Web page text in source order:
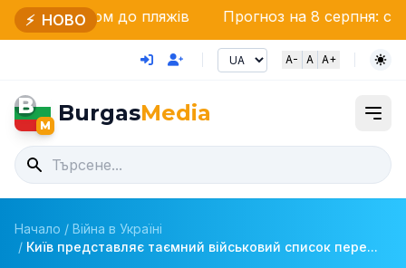
⚡ НОВО
до пляжів Прогноз на 8 серпня: сонячно,
A- A A+
B
M BurgasMedia
Начало / Війна в Україні
/ Київ представляє таємний військовий список пере...